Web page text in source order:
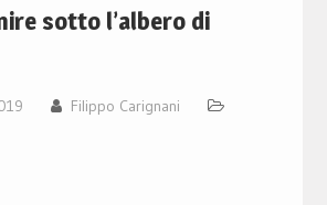
sotto l’albero di
Filippo Carignani